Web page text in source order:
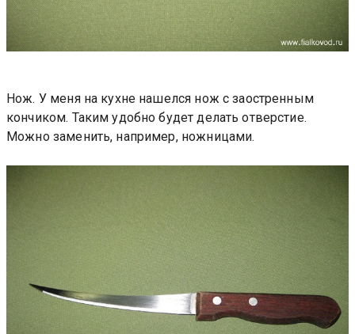
Нож. У меня на кухне нашелся нож с заостренным
кончиком. Таким удобно будет делать отверстие.
Можно заменить, например, ножницами.